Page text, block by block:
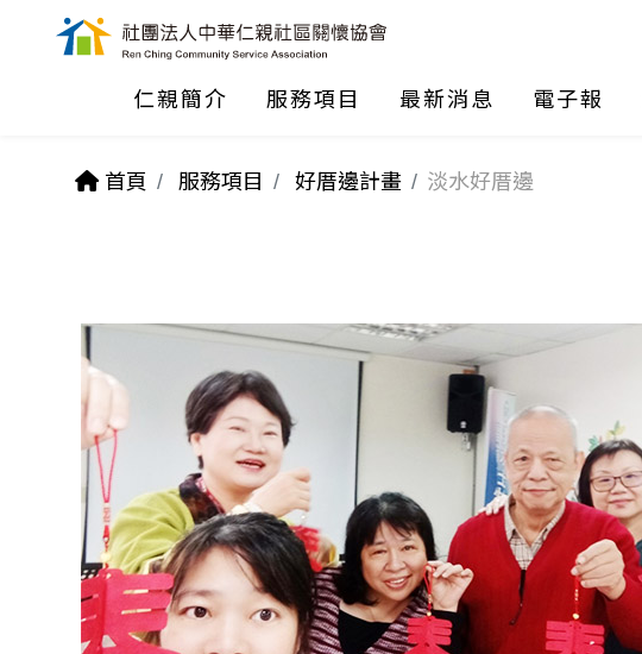
仁親簡介 服務項目 最新消息 電子報
首頁 服務項目 好厝邊計畫 淡水好厝邊